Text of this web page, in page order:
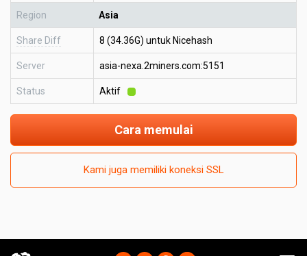
Region Asia
Share Diff 8 (34.36G) untuk Nicehash
Server asia-nexa.2miners.com:5151
Status Aktif
Cara memulai
Kami juga memiliki koneksi SSL